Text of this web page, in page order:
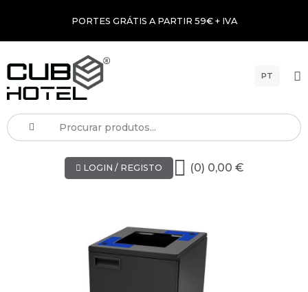
PORTES GRÁTIS A PARTIR 59€ + IVA
PT
LOGIN / REGISTO (0) 0,00 €